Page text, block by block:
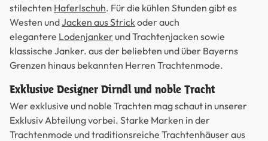
stilechten Haferlschuh. Für die kühlen Stunden gibt es
Westen undJacken aus Strickoder auch
elegantere Lodenjankerund Trachtenjacken sowie
klassische Janker. aus der beliebten und über Bayerns
Grenzen hinaus bekannten Herren Trachtenmode.
Exklusive Designer Dirndl und noble Tracht
Wer exklusive und noble Trachten mag schaut in unserer
Exklusiv Abteilung vorbei. Starke Marken in der
Trachtenmode und traditionsreiche Trachtenhäuser aus